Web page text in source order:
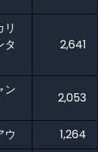
リ
タ
2,641
ン
2,053
ウ 1,264